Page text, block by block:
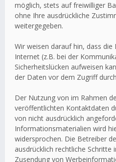
möglich, stets auf freiwilliger
ohne Ihre ausdrückliche
weitergegeben.
Wir weisen darauf hin, dass
Internet (z.B. bei der
Sicherheitslücken aufweisen
der Daten vor dem Zugriff
Der Nutzung von im Rahmen
veröffentlichten Kontaktdaten
von nicht ausdrücklich
Informationsmaterialien wird
widersprochen. Die Betreiber
ausdrücklich rechtliche Schritte
Zusendung von